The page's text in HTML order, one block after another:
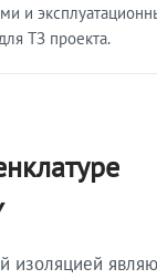
и
ТЗ проекта.
изоляцией